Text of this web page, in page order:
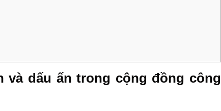
và dấu ấn trong cộng đồng công